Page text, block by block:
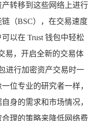
转移到这些网络上进行
（BSC），在交易速度
以在 Trust 钱包中轻松
易，开启全新的交易体
进行加密资产交易时一
位专业的研究者一样，
身的需求和市场情况，
理的策略来降低网络费